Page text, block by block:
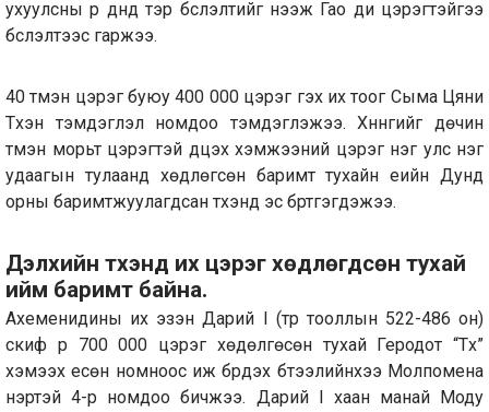
ухуулсны үр дүнд тэр бүслэлтийг нээж Гао ди цэрэгтэйгээ
бүслэлтээс гаржээ.
40 түмэн цэрэг буюу 400 000 цэрэг гэх их тоог Сыма Цяни
Түүхэн тэмдэглэл номдоо тэмдэглэжээ. Хүннүгийг дөчин
түмэн морьт цэрэгтэй дүүцэх хэмжээний цэрэг нэг улс нэг
удаагын тулаанд хөдлөгсөн баримт тухайн үеийн Дунд
орны баримтжуулагдсан түүхэнд эс бүртгэгдэжээ.
Дэлхийн түүхэнд их цэрэг хөдлөгдсөн тухай
ийм баримт байна.
Ахеменидины их эзэн Дарий I (түрүү тооллын 522-486 он)
скиф рүү 700 000 цэрэг хөдөлгөсөн тухай Геродот “Түүх”
хэмээх есөн номноос иж бүрдэх бүтээлийнхээ Молпомена
нэртэй 4-р номдоо бичжээ. Дарий I хаан манай Моду